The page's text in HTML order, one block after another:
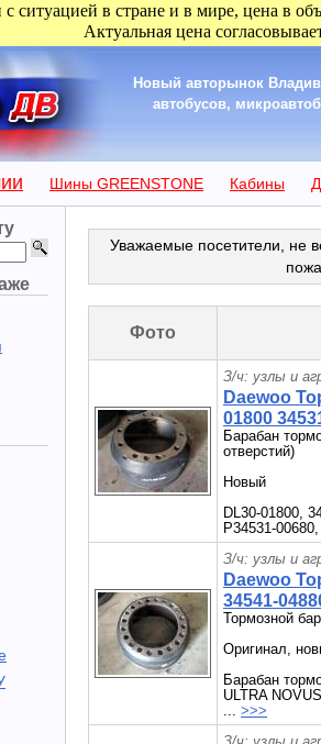
ситуацией в стране и в мире, цена в
Актуальная цена
Новый авторынок
автобусов,
Шины GREENSTONE Кабины
Уважаемые посетители, не
Фото
З/ч: узлы и
Daewoo
01800
Барабан
отверстий)
Новый
DL30-01800,
P34531-
З/ч: узлы и
Daewoo
34541-
Тормозной
Оригинал,
Барабан
ULTRA
... >>>